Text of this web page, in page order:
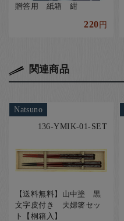
贈答用 紙箱 紺
220円
関連商品
Natsuno
136-YMIK-01-SET
【送料無料】山中塗 黒
文字皮付き 夫婦箸セッ
ト【桐箱入】